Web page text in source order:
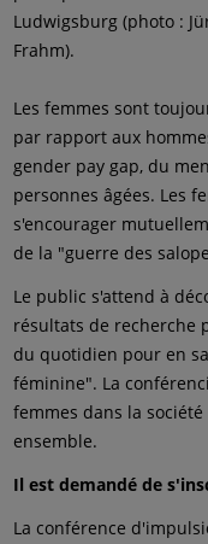
Ludwigsburg (photo :
Frahm).
Les femmes sont
par rapport aux
gender pay gap, du
personnes âgées. Les
s'encourager
de la "guerre des
Le public s'attend à
résultats de recherche
du quotidien pour en
féminine". La
femmes dans la
ensemble.
Il est demandé de
La conférence